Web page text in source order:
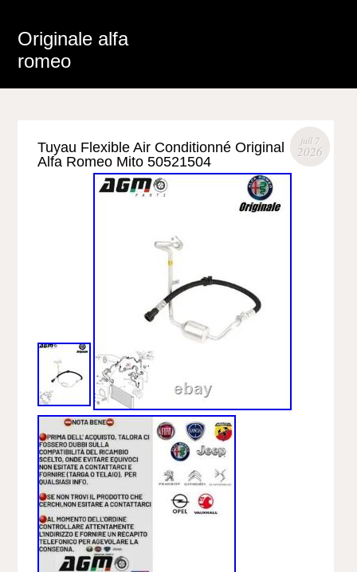
Originale alfa
romeo
juil 7
2026
Tuyau Flexible Air Conditionné Original
Alfa Romeo Mito 50521504